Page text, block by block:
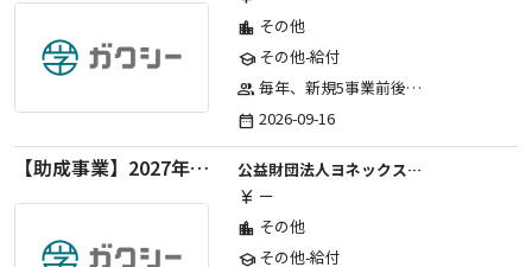
location_city その他
schoolその他-給付
group 毎年、新規5事業前後への助成金交付を予定とし、初年度5事業、2年目合計10事業前後、3年目合計15事業前後、4年目以降は15事業前後にて実施する。 2025年度採択実績：5事業、2026年度採択実績：5事業
date_range 2026-09-16
【助成事業】2027年度（通年）国際交流普及事業に関する助成金
公益財団法人ヨネックススポーツ振興財団
currency_yen ー
location_city その他
schoolその他-給付